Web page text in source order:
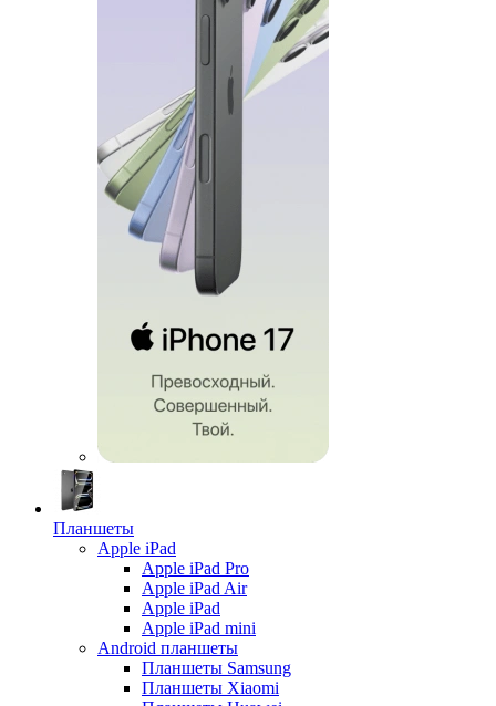
Планшеты
Apple iPad
Apple iPad Pro
Apple iPad Air
Apple iPad
Apple iPad mini
Android планшеты
Планшеты Samsung
Планшеты Xiaomi